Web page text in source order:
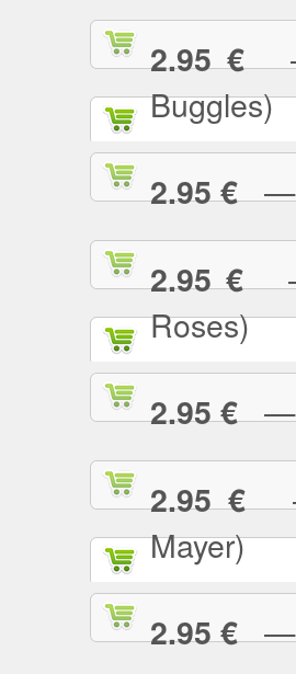
2.95 €—
Buggles)
2.95 €—
2.95 €—
Roses)
2.95 €—
2.95 €—
Mayer)
2.95 €—